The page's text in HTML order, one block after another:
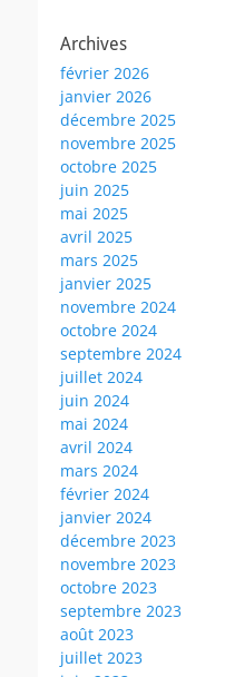
Archives
février 2026
janvier 2026
décembre 2025
novembre 2025
octobre 2025
juin 2025
mai 2025
avril 2025
mars 2025
janvier 2025
novembre 2024
octobre 2024
septembre 2024
juillet 2024
juin 2024
mai 2024
avril 2024
mars 2024
février 2024
janvier 2024
décembre 2023
novembre 2023
octobre 2023
septembre 2023
août 2023
juillet 2023